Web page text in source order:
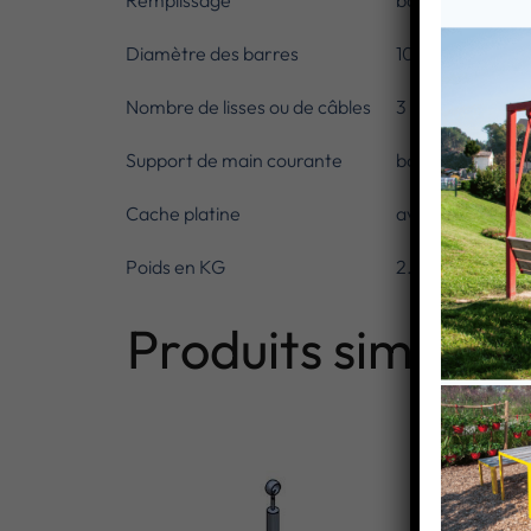
Diamètre des barres 10 mm
Nombre de lisses ou de câbles 3
Support de main courante bague design
Cache platine avec
Poids en KG 2.67
Produits